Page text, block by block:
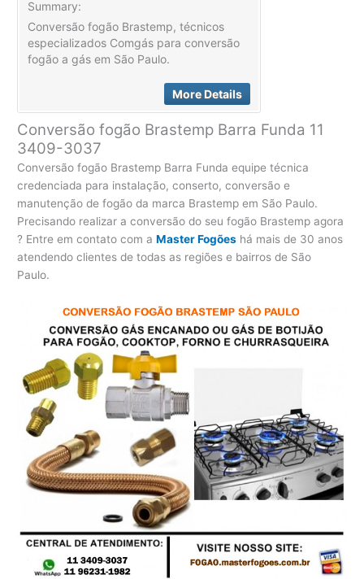
Summary:
Conversão fogão Brastemp, técnicos
especializados Comgás para conversão
fogão a gás em São Paulo.
More Details
Conversão fogão Brastemp Barra Funda 11
3409-3037
Conversão fogão Brastemp Barra Funda equipe técnica
credenciada para instalação, conserto, conversão e
manutenção de fogão da marca Brastemp em São Paulo.
Precisando realizar a conversão do seu fogão Brastemp agora
? Entre em contato com aMaster Fogões há mais de 30 anos
atendendo clientes de todas as regiões e bairros de São
Paulo.